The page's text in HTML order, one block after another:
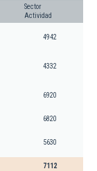
Sector
Actividad
4942
4332
6920
6820
5630
7112